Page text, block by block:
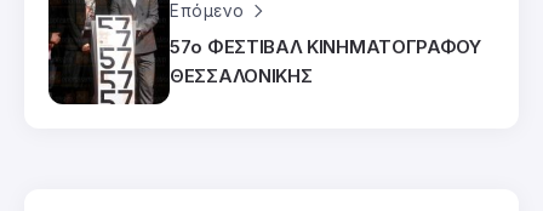
Επόμενο
57ο ΦΕΣΤΙΒΑΛ ΚΙΝΗΜΑΤΟΓΡΑΦΟΥ
ΘΕΣΣΑΛΟΝΙΚΗΣ